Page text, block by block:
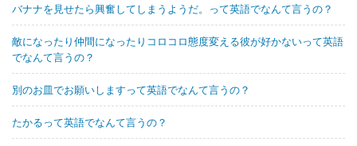
バナナを見せたら興奮してしまうようだ。って英語でなんて言うの？
敵になったり仲間になったりコロコロ態度変える彼が好かないって英語
でなんて言うの？
別のお皿でお願いしますって英語でなんて言うの？
たかるって英語でなんて言うの？